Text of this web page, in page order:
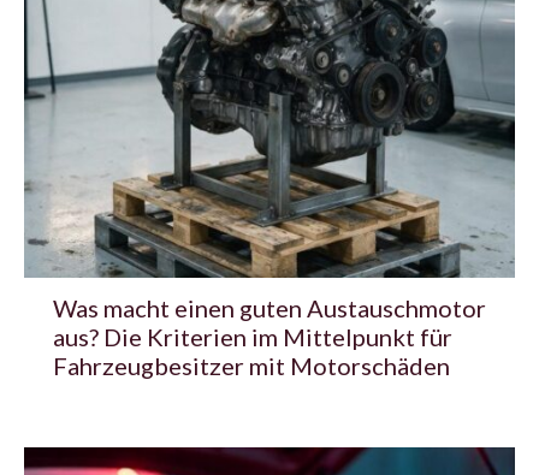
Was macht einen guten Austauschmotor
aus? Die Kriterien im Mittelpunkt für
Fahrzeugbesitzer mit Motorschäden